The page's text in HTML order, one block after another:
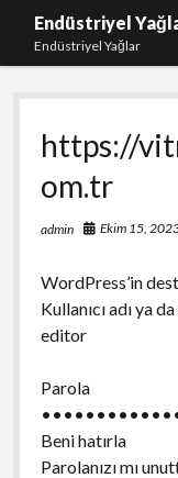
Endüstriyel
Endüstriyel Yağlar
Igtv Yorum Hilesi
Instagram Gizli
Linkedin Beğeni
Liste
Ücretsiz Şifresiz
https://
om.tr
admin Ekim 15,
WordPress’in
Kullanıcı adı ya
editor
Parola
Beni hatırla
Parolanızı mı